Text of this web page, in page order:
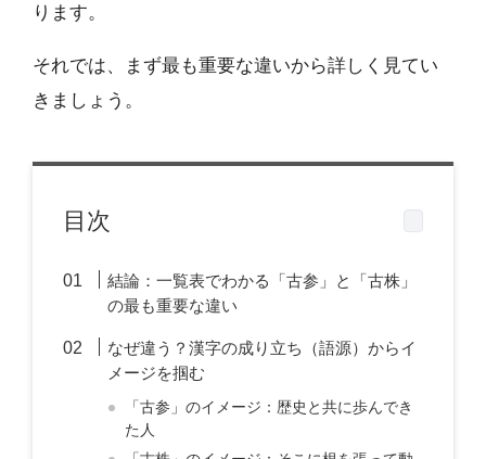
ります。
それでは、まず最も重要な違いから詳しく見てい
きましょう。
目次
結論：一覧表でわかる「古参」と「古株」
の最も重要な違い
なぜ違う？漢字の成り立ち（語源）からイ
メージを掴む
「古参」のイメージ：歴史と共に歩んでき
た人